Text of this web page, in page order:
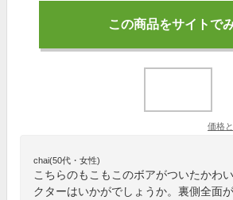
この商品をサイトで
価格
chai(50代・女性)
こちらのもこもこのボアがついたかわ
クターはいかがでしょうか。裏側全面